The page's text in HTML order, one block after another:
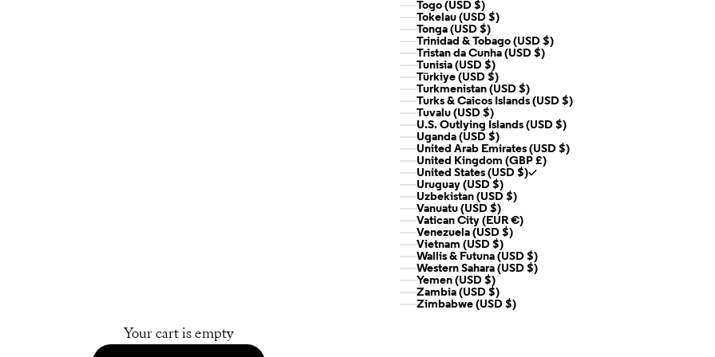
Togo (USD $)
Tokelau (USD $)
Tonga (USD $)
Trinidad & Tobago (USD $)
Tristan da Cunha (USD $)
Tunisia (USD $)
Türkiye (USD $)
Turkmenistan (USD $)
Turks & Caicos Islands (USD $)
Tuvalu (USD $)
U.S. Outlying Islands (USD $)
Uganda (USD $)
United Arab Emirates (USD $)
United Kingdom (GBP £)
United States (USD $)
Uruguay (USD $)
Uzbekistan (USD $)
Vanuatu (USD $)
Vatican City (EUR €)
Venezuela (USD $)
Vietnam (USD $)
Wallis & Futuna (USD $)
Western Sahara (USD $)
Yemen (USD $)
Zambia (USD $)
Zimbabwe (USD $)
Your cart is empty